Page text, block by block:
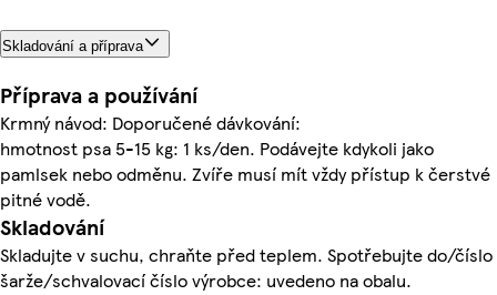
Skladování a příprava
Příprava a používání
Krmný návod: Doporučené dávkování:
hmotnost psa 5-15 kg: 1 ks/den. Podávejte kdykoli jako
pamlsek nebo odměnu. Zvíře musí mít vždy přístup k čerstvé
pitné vodě.
Skladování
Skladujte v suchu, chraňte před teplem. Spotřebujte do/číslo
šarže/schvalovací číslo výrobce: uvedeno na obalu.